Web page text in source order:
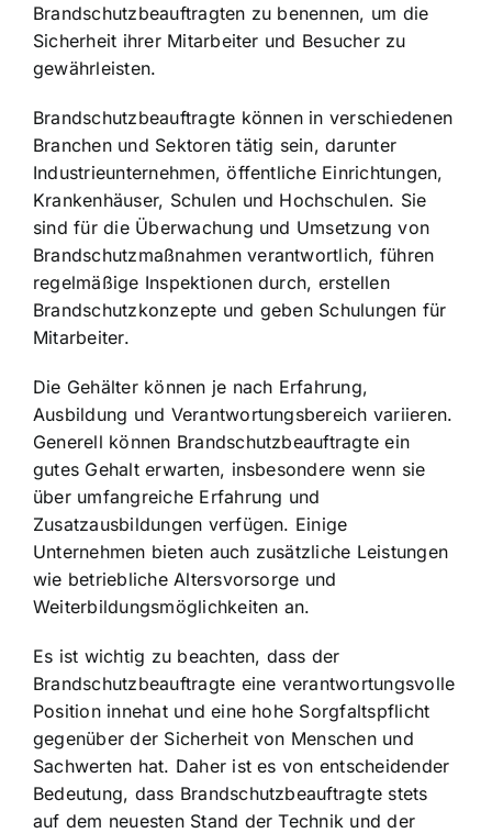
Brandschutzbeauftragten zu benennen, um die
Sicherheit ihrer Mitarbeiter und Besucher zu
gewährleisten.
Brandschutzbeauftragte können in verschiedenen
Branchen und Sektoren tätig sein, darunter
Industrieunternehmen, öffentliche Einrichtungen,
Krankenhäuser, Schulen und Hochschulen. Sie
sind für die Überwachung und Umsetzung von
Brandschutzmaßnahmen verantwortlich, führen
regelmäßige Inspektionen durch, erstellen
Brandschutzkonzepte und geben Schulungen für
Mitarbeiter.
Die Gehälter können je nach Erfahrung,
Ausbildung und Verantwortungsbereich variieren.
Generell können Brandschutzbeauftragte ein
gutes Gehalt erwarten, insbesondere wenn sie
über umfangreiche Erfahrung und
Zusatzausbildungen verfügen. Einige
Unternehmen bieten auch zusätzliche Leistungen
wie betriebliche Altersvorsorge und
Weiterbildungsmöglichkeiten an.
Es ist wichtig zu beachten, dass der
Brandschutzbeauftragte eine verantwortungsvolle
Position innehat und eine hohe Sorgfaltspflicht
gegenüber der Sicherheit von Menschen und
Sachwerten hat. Daher ist es von entscheidender
Bedeutung, dass Brandschutzbeauftragte stets
auf dem neuesten Stand der Technik und der